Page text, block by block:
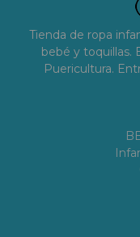
Tienda de ropa
bebé y toquillas.
Puericultura.